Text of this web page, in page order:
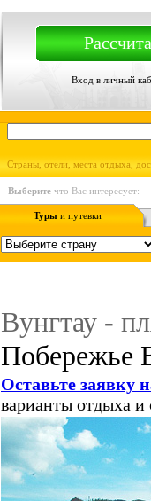
Вход в личный
Страны, отели, места отдыха,
Выберите что Вас интересует:
Туры и путевки
Вунгтау -
Побережье
Оставьте заявку
варианты отдыха